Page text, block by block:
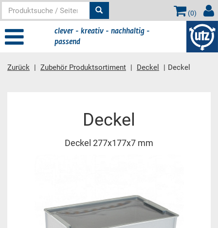
(0)
clever - kreativ - nachhaltig -
passend
Zurück Zubehör Produktsortiment Deckel Deckel
Deckel
Deckel 277x177x7 mm